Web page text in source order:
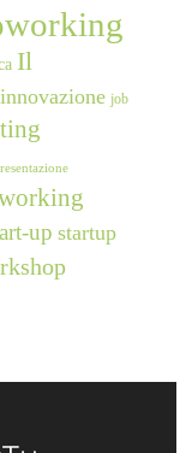
Il
innovazione job
up startup